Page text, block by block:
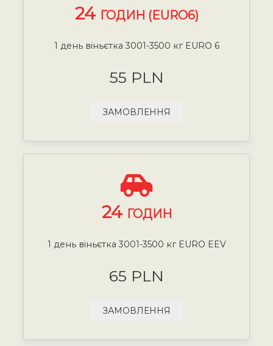
24 ГОДИН (EURO6)
1 день віньєтка 3001-3500 кг EURO 6
55 PLN
ЗАМОВЛЕННЯ
24 ГОДИН
1 день віньєтка 3001-3500 кг EURO EEV
65 PLN
ЗАМОВЛЕННЯ